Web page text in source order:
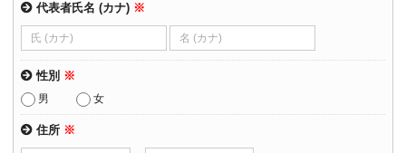
代表者氏名 (カナ) ※
性別 ※
男 女
住所 ※